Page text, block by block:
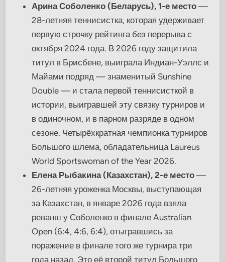
Арина Соболенко (Беларусь), 1-е место —
28-летняя теннисистка, которая удерживает
первую строчку рейтинга без перерыва с
октября 2024 года. В 2026 году защитила
титул в Брисбене, выиграла Индиан-Уэллс и
Майами подряд — знаменитый Sunshine
Double — и стала первой теннисисткой в
истории, выигравшей эту связку турниров и
в одиночном, и в парном разряде в одном
сезоне. Четырёхкратная чемпионка турниров
Большого шлема, обладательница Laureus
World Sportswoman of the Year 2026.
Елена Рыбакина (Казахстан), 2-е место —
26-летняя уроженка Москвы, выступающая
за Казахстан, в январе 2026 года взяла
реванш у Соболенко в финале Australian
Open (6:4, 4:6, 6:4), отыгравшись за
поражение в финале того же турнира три
года назад. Это её второй титул Большого